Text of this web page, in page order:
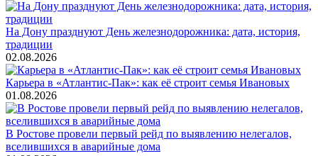
На Дону празднуют День железнодорожника: дата, история,
традиции
02.08.2026
Карьера в «Атлантис-Пак»: как её строит семья Ивановых
01.08.2026
В Ростове провели первый рейд по выявлению нелегалов,
вселившихся в аварийные дома